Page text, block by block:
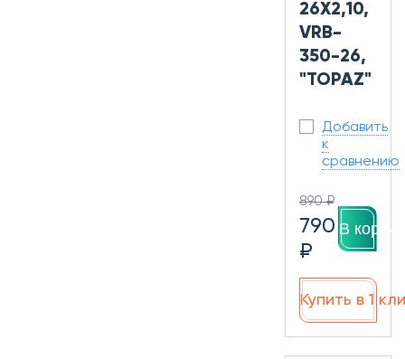
26X2,10,
VRB-
350-26,
"TOPAZ"
Добавить
к
сравнению
890 ₽
790
₽
В
Купить в 1